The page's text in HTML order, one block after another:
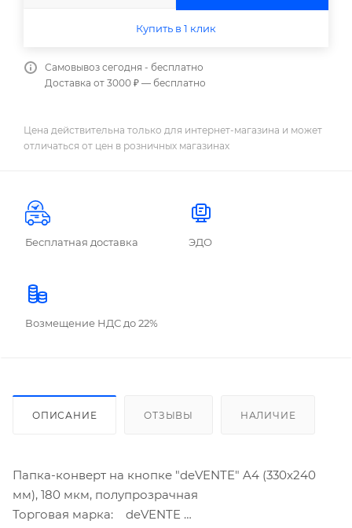
Купить в 1 клик
Самовывоз сегодня - бесплатно
Доставка от 3000 ₽ — бесплатно
Цена действительна только для интернет-магазина и может
отличаться от цен в розничных магазинах
Бесплатная доставка ЭДО
Возмещение НДС до 22%
ОПИСАНИЕ ОТЗЫВЫ НАЛИЧИЕ
Папка-конверт на кнопке "deVENTE" A4 (330x240
мм), 180 мкм, полупрозрачная
Торговая марка: deVENTE